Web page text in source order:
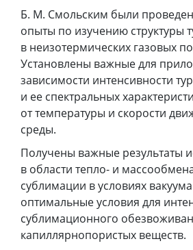
Б. М. Смольским были
опыты по изучению структуры
в неизотермических газовых
Установлены важные для
зависимости интенсивности
и ее спектральных
от температуры и скорости
среды.
Получены важные результаты
в области тепло- и
сублимации в условиях
оптимальные условия для
сублимационного
капиллярнопористых веществ.